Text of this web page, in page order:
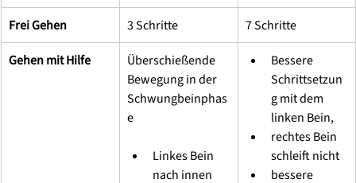
Frei Gehen
3 Schritte
7 Schritte
Gehen mit Hilfe
Überschießende
Bewegung in der
Schwungbeinphas
e
Linkes Bein
nach innen
Bessere
Schrittsetzun
g mit dem
linken Bein,
rechtes Bein
schleift nicht
bessere